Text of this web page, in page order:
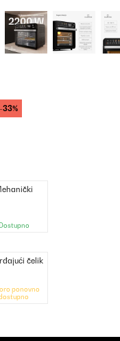
-33%
Dostupno
čelik
ponovno